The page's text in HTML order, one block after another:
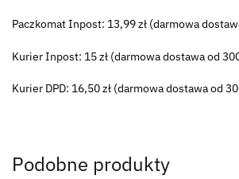
Paczkomat Inpost: 13,99 zł (darmowa
Kurier Inpost: 15 zł (darmowa dostawa od
Kurier DPD: 16,50 zł (darmowa dostawa od
Podobne produkty